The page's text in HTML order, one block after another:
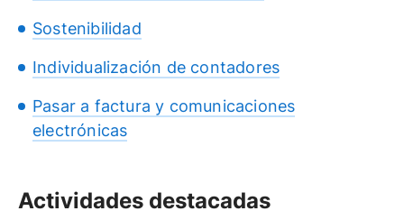
Sostenibilidad
Individualización de contadores
Pasar a factura y comunicaciones
electrónicas
Actividades destacadas